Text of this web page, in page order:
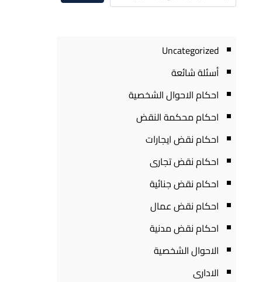
Uncategorized
أسئلة شائعة
احكام الاحوال الشخصية
احكام محكمة النقض
احكام نقض ايجارات
احكام نقض تجارى
احكام نقض جنائية
احكام نقض عمال
احكام نقض مدنية
الاحوال الشخصية
الادارى